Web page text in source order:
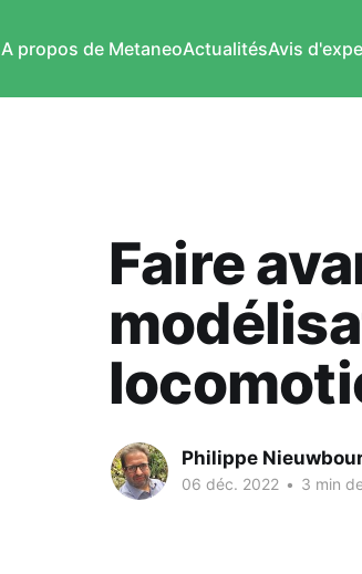
A propos de MetaneoActualitésAvis
Faire
Philippe
06 déc. 2022 • 3 min